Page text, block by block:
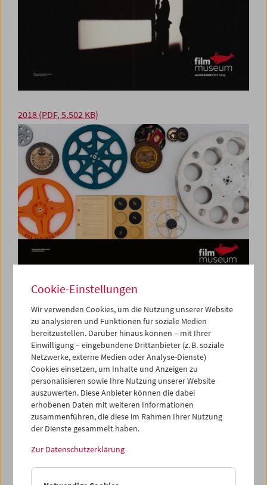
2018 (PDF, 5.502 KB)
Cookie-Einstellungen
Wir verwenden Cookies, um die Nutzung unserer Website
zu analysieren und Funktionen für soziale Medien
bereitzustellen. Darüber hinaus können – mit Ihrer
Einwilligung – eingebundene Drittanbieter (z. B. soziale
Netzwerke, externe Medien oder Analyse-Dienste)
Cookies einsetzen, um Inhalte und Anzeigen zu
personalisieren sowie Ihre Nutzung unserer Website
auszuwerten. Diese Anbieter können die dabei
erhobenen Daten mit weiteren Informationen
zusammenführen, die diese im Rahmen Ihrer Nutzung
der Dienste gesammelt haben.
Zur Datenschutzerklärung